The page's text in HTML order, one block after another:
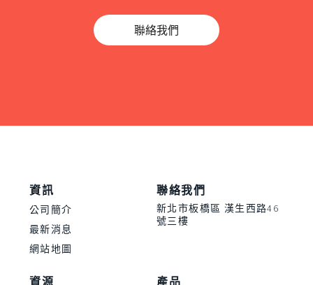
聯絡我們
資訊
公司簡介
最新消息
網站地圖
聯絡我們
新北市板橋區 漢生西路46
號三樓
資源 產品